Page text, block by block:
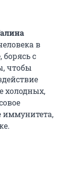
в
с
чтобы
холодных,
иммунитета,